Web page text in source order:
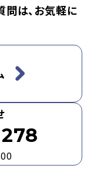
問は、お気軽に